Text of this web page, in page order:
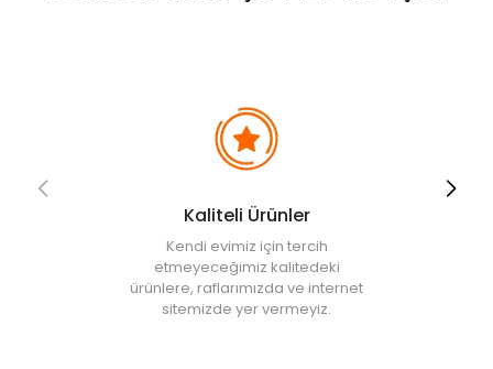
Kaliteli Ürünler
Kendi evimiz için tercih
etmeyeceğimiz kalitedeki
ürünlere, raflarımızda ve internet
sitemizde yer vermeyiz.